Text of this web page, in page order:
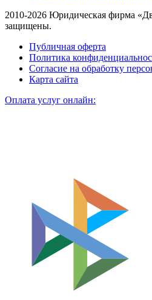
2010-2026 Юридическая фирма
защищены.
Публичная оферта
Политика
Согласие на обработку
Карта сайта
Оплата услуг онлайн: